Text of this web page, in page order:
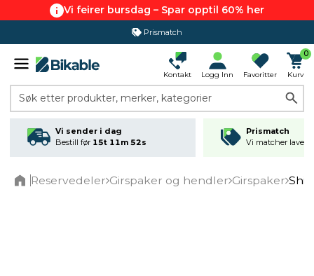
Vi feirer bursdag – Spar opptil 60% her
Prismatch
365 dagers åpent kjøp
Kontakt Logg Inn Favoritter
0
Kurv
Søk etter produkter, merker, kategorier
Vi sender i dag
Bestill før 15t 11m 51s
Prismatch
Vi matcher
Reservedeler Girspaker og hendler Girspaker